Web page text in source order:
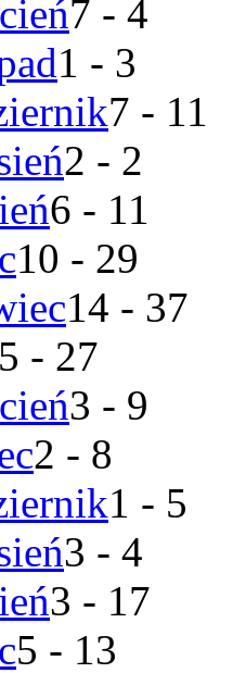
7 - 4
1 - 3
7 - 11
2 - 2
6 - 11
10 - 29
14 - 37
- 27
3 - 9
2 - 8
1 - 5
3 - 4
3 - 17
5 - 13